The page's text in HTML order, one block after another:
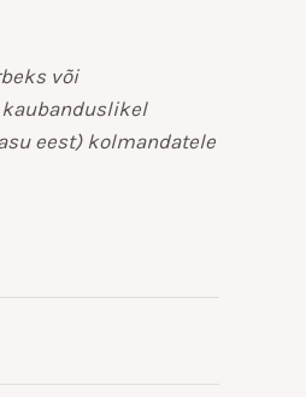
või
kaubanduslikel
eest) kolmandatele